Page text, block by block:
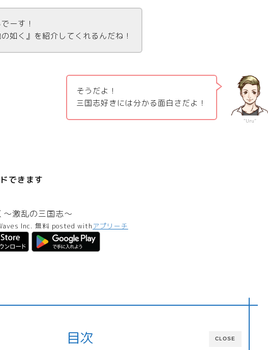
ーす！
如く』を紹介してくれるんだね！
“Uru”
そうだよ！
三国志好きには分かる面白さだよ！
できます
～激乱の三国志～
Inc. 無料 posted with アプリーチ
CLOSE
目次